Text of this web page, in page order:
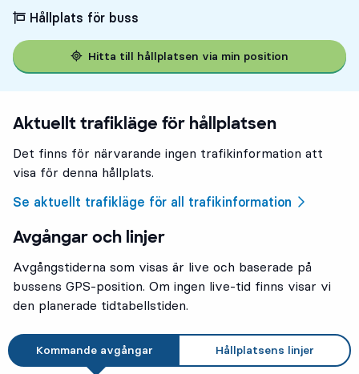
Hållplats för buss
Hitta till hållplatsen via min position
Aktuellt trafikläge för hållplatsen
Det finns för närvarande ingen trafikinformation att
visa för denna hållplats.
Se aktuellt trafikläge för all trafikinformation
Avgångar och linjer
Avgångstiderna som visas är live och baserade på
bussens GPS-position. Om ingen live-tid finns visar vi
den planerade tidtabellstiden.
Kommande avgångar Hållplatsens linjer